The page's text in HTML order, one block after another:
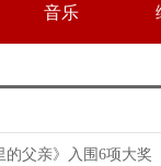
音乐
的父亲》入围6项大奖